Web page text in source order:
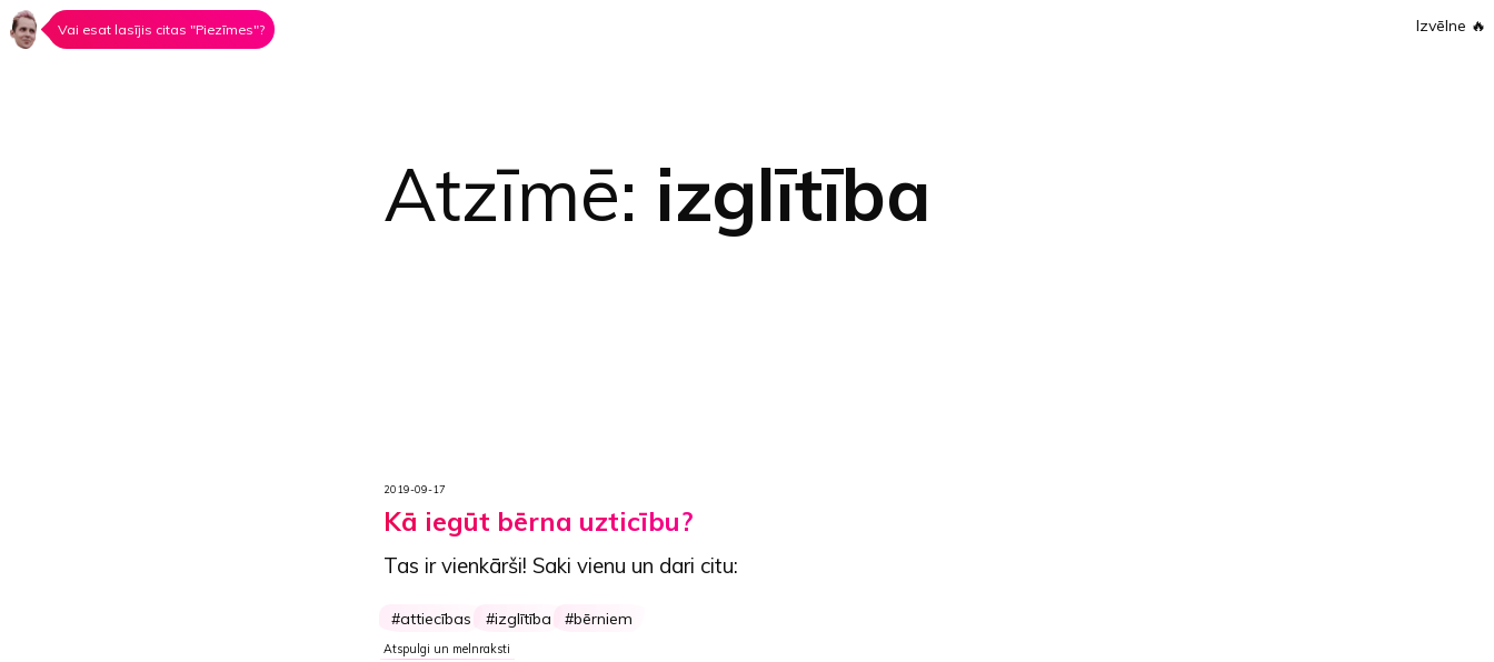
Vai esat lasījis citas "Piezīmes"? Izvēlne 🔥
Atzīmē: izglītība
2019-09-17
Kā iegūt bērna uzticību?
Tas ir vienkārši! Saki vienu un dari citu:
attiecības izglītība bērniem
Atspulgi un melnraksti